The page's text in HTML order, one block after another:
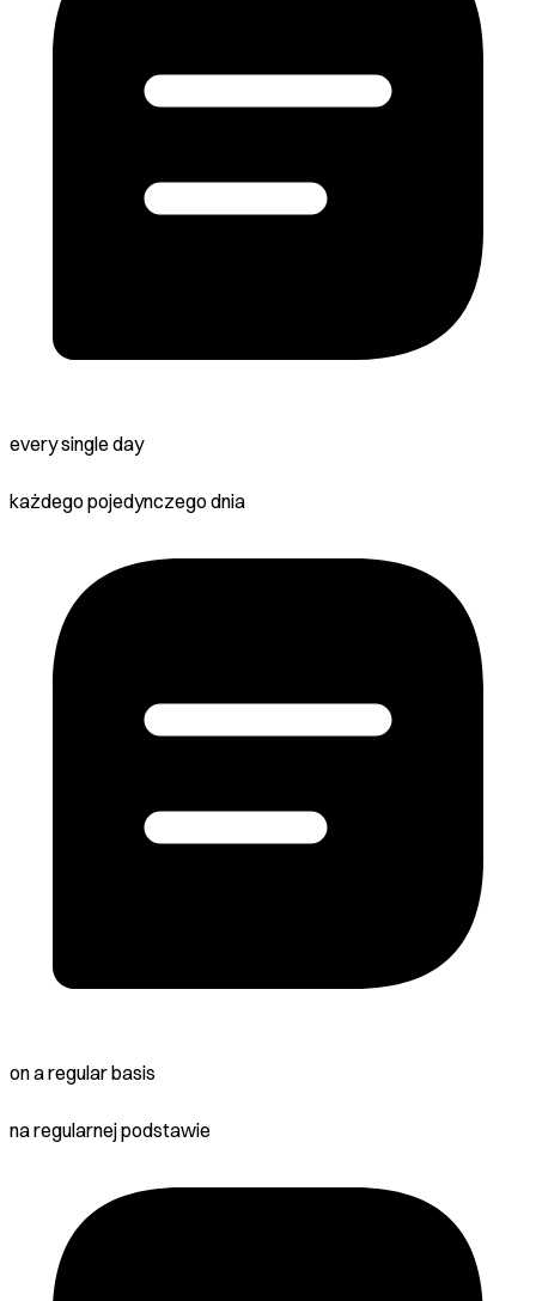
every single day
każdego pojedynczego dnia
on a regular basis
na regularnej podstawie